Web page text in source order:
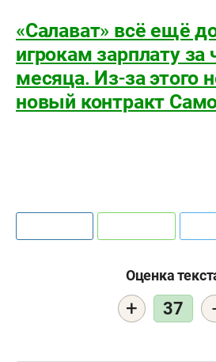
«Салават» всё ещё
игрокам зарплату за
месяца. Из-за этого
новый контракт
Оценка
+ 37